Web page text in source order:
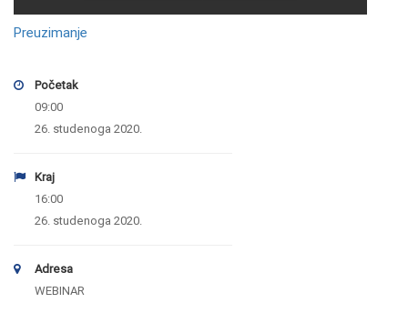
Preuzimanje
Početak
09:00
26. studenoga 2020.
Kraj
16:00
26. studenoga 2020.
Adresa
WEBINAR